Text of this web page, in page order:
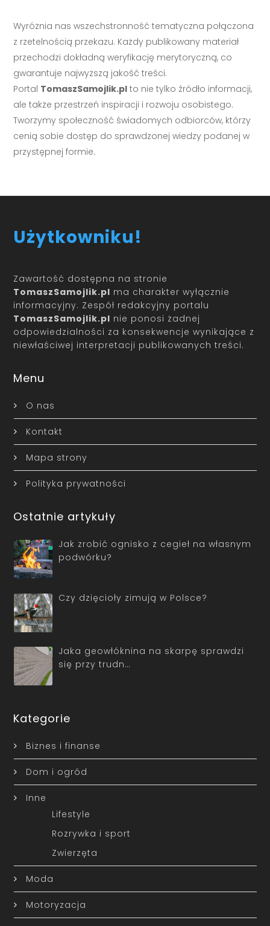
Wyróżnia nas wszechstronność tematyczna połączona
z rzetelnością przekazu. Każdy publikowany materiał
przechodzi dokładną weryfikację merytoryczną, co
gwarantuje najwyższą jakość treści.
Portal TomaszSamojlik.pl to nie tylko źródło informacji,
ale także przestrzeń inspiracji i rozwoju osobistego.
Tworzymy społeczność świadomych odbiorców, którzy
cenią sobie dostęp do sprawdzonej wiedzy podanej w
przystępnej formie.
Użytkowniku!
Zawartość dostępna na stronie
TomaszSamojlik.pl ma charakter wyłącznie
informacyjny. Zespół redakcyjny portalu
TomaszSamojlik.pl nie ponosi żadnej
odpowiedzialności za konsekwencje wynikające z
niewłaściwej interpretacji publikowanych treści.
Menu
O nas
Kontakt
Mapa strony
Polityka prywatności
Ostatnie artykuły
Jak zrobić ognisko z cegieł na własnym
podwórku?
Czy dzięcioły zimują w Polsce?
Jaka geowłóknina na skarpę sprawdzi
się przy trudn…
Kategorie
Biznes i finanse
Dom i ogród
Inne
Lifestyle
Rozrywka i sport
Zwierzęta
Moda
Motoryzacja